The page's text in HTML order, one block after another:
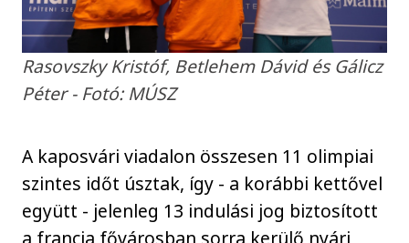
Rasovszky Kristóf, Betlehem Dávid és Gálicz
Péter - Fotó: MÚSZ
A kaposvári viadalon összesen 11 olimpiai
szintes időt úsztak, így - a korábbi kettővel
együtt - jelenleg 13 indulási jog biztosított
a francia fővárosban sorra kerülő nyári